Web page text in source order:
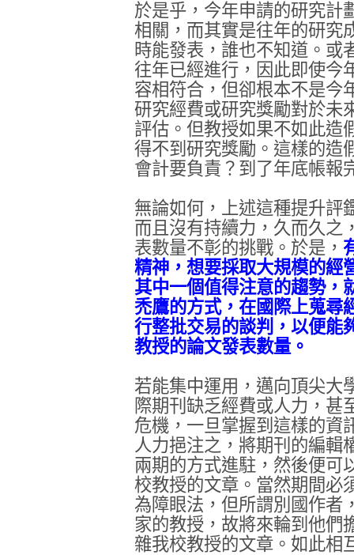
於是乎，今年申請的研究計
相關，而其實是往年的研究
時能發表，誰也不知道。或
往年已經進行，因此即使今
容相符合，但卻根本不是今
研究經費或研究獎勵對於未
評估。但教授如果不如此造
得不到研究獎勵。這樣的造
會計要負責？到了年底帳報
無論如何，上述這種提升評
而且沒有持續力，久而久之
表數量不彰的挑戰。於是，
精神，想要採取大規模的經
其中一個值得注意的趨勢，
禿鷹的方式，在國際上蒐尋
行整批交易的談判，以便能
教授的論文發表數量。
若能集中運用，邁向頂尖大
際期刊缺乏經費或人力，甚
危機，一旦掌握到這樣的資
人力挹注之，將期刊的編輯
兩期的方式進駐，然後便可
校教授的文章。當然期間必
為障眼法，但所謂別國作者
家的教授，故將來輪到他們
雜我校教授的文章。如此相